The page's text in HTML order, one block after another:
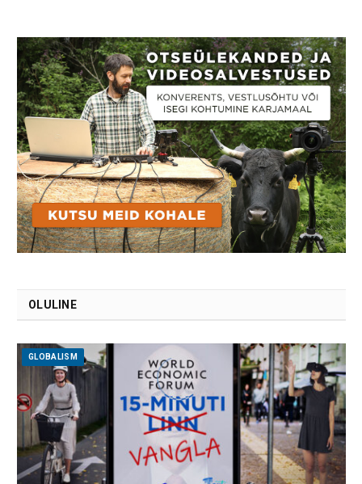
OLULINE
GLOBALISM